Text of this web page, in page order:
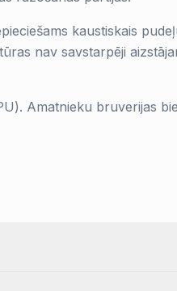
kaustiskais
nav savstarpēji
Amatnieku bruverijas